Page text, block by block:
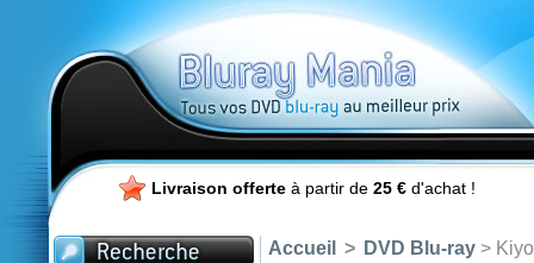
Livraison offerte à partir de 25 € d'achat !
Accueil > DVD Blu-ray >